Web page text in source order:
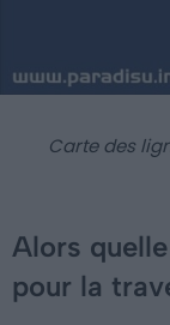
Carte des
Alors
pour la